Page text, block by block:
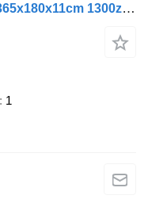
Blyss Daytona Autotransporter 365x180x11cm 1300zGG
1